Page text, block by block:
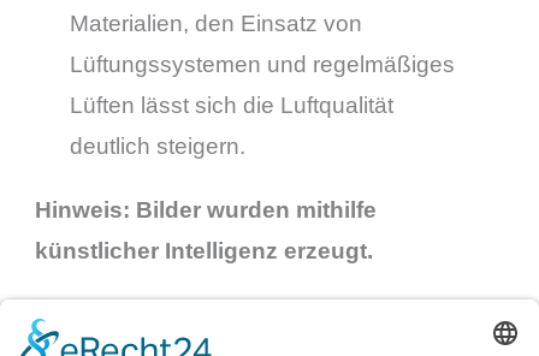
Materialien, den Einsatz von
Lüftungssystemen und regelmäßiges
Lüften lässt sich die Luftqualität
deutlich steigern.
Hinweis: Bilder wurden mithilfe
künstlicher Intelligenz erzeugt.